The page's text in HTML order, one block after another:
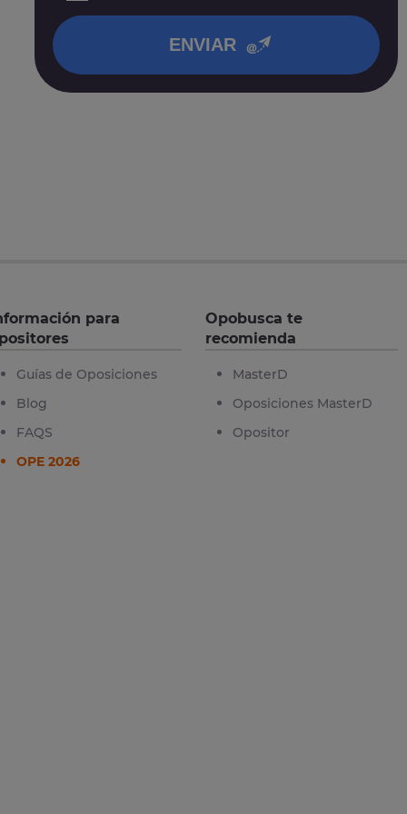
ENVIAR
para
Guías de Oposiciones
Blog
FAQS
OPE 2026
Opobusca te
recomienda
MasterD
Oposiciones MasterD
Opositor